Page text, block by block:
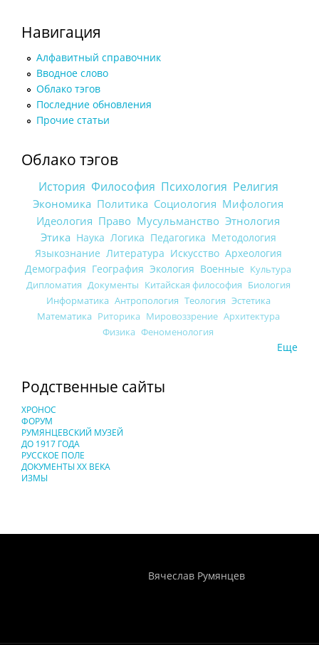
Навигация
Алфавитный справочник
Вводное слово
Облако тэгов
Последние обновления
Прочие статьи
Облако тэгов
История Философия Психология Религия
Экономика Политика Социология Мифология
Идеология Право Мусульманство Этнология
Этика Наука Логика Педагогика Методология
Языкознание Литература Искусство Археология
Демография География Экология Военные Культура
Дипломатия Документы Китайская философия Биология
Информатика Антропология Теология Эстетика
Математика Риторика Мировоззрение Архитектура
Физика Феноменология
Еще
Родственные сайты
ХРОНОС
ФОРУМ
РУМЯНЦЕВСКИЙ МУЗЕЙ
ДО 1917 ГОДА
РУССКОЕ ПОЛЕ
ДОКУМЕНТЫ XX ВЕКА
ИЗМЫ
Вячеслав Румянцев